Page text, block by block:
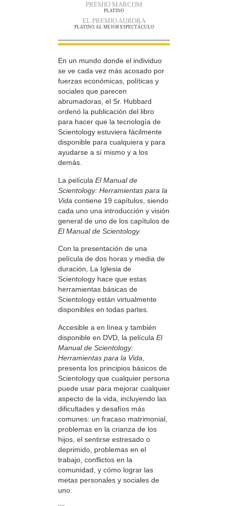
PREMIO MARCOM
PLATINO
EL PREMIO AURORA
PLATINO AL MEJOR ESPECTÁCULO
En un mundo donde el individuo
se ve cada vez más acosado por
fuerzas económicas, políticas y
sociales que parecen
abrumadoras, el Sr. Hubbard
ordenó la publicación del libro
para hacer que la tecnología de
Scientology estuviera fácilmente
disponible para cualquiera y para
ayudarse a sí mismo y a los
demás.
La película El Manual de
Scientology: Herramientas para la
Vida contiene 19 capítulos, siendo
cada uno una introducción y visión
general de uno de los capítulos de
El Manual de Scientology.
Con la presentación de una
película de dos horas y media de
duración, La Iglesia de
Scientology hace que estas
herramientas básicas de
Scientology están virtualmente
disponibles en todas partes.
Accesible a en línea y también
disponible en DVD, la película El
Manual de Scientology:
Herramientas para la Vida
presenta los principios básicos de
Scientology que cualquier persona
puede usar para mejorar cualquier
aspecto de la vida, incluyendo las
dificultades y desafíos más
comunes: un fracaso matrimonial,
problemas en la crianza de los
hijos, el sentirse estresado o
deprimido, problemas en el
trabajo, conflictos en la
comunidad, y cómo lograr las
metas personales y sociales de
uno.